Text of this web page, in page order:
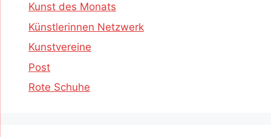
Kunst des Monats
Künstlerinnen Netzwerk
Kunstvereine
Post
Rote Schuhe